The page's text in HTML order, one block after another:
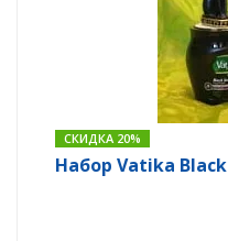
СКИДКА 20%
Набор Vatika